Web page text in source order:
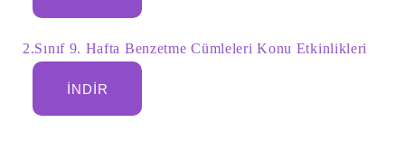
Şu
için
sonuçları:
2.Sınıf 9. Hafta Benzetme Cümleleri Konu Etkinlikleri
İNDIR